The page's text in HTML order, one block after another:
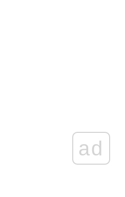
ad